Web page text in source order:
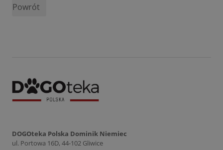
Powrót
DOGOteka Polska Dominik Niemiec
ul. Portowa 16D, 44-102 Gliwice